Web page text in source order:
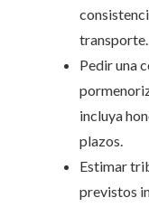
transporte.
Pedir una
incluya
plazos.
Estimar
previstos